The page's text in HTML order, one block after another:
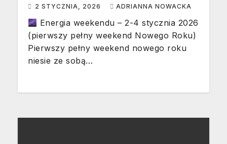
2 STYCZNIA, 2026 ADRIANNA NOWACKA
Energia weekendu – 2-4 stycznia 2026
(pierwszy pełny weekend Nowego Roku)
Pierwszy pełny weekend nowego roku
niesie ze sobą…